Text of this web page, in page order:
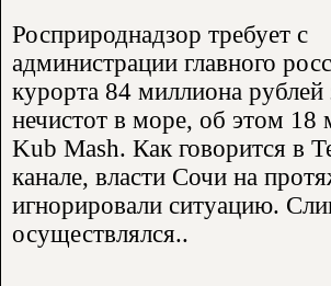
Росприроднадзор требует с
администрации главного
курорта 84 миллиона рублей
нечистот в море, об этом 18
Kub Mash. Как говорится в
канале, власти Сочи на
игнорировали ситуацию.
осуществлялся..